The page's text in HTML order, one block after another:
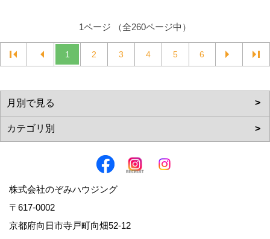
1ページ （全260ページ中）
1 2 3 4 5 6
株式会社のぞみハウジング
〒617-0002
京都府向日市寺戸町向畑52-12